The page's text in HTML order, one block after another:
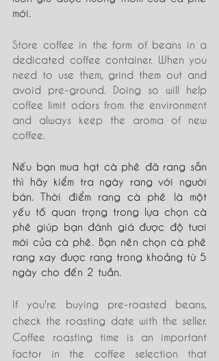
mới.
Store coffee in the form of beans in a
dedicated coffee container. When you
need to use them, grind them out and
avoid pre-ground. Doing so will help
coffee limit odors from the environment
and always keep the aroma of new
coffee.
Nếu bạn mua hạt cà phê đã rang sẵn
thì hãy kiểm tra ngày rang với người
bán. Thời điểm rang cà phê là một
yếu tố quan trọng trong lựa chọn cà
phê giúp bạn đánh giá được độ tươi
mới của cà phê. Bạn nên chọn cà phê
rang xay được rang trong khoảng từ 5
ngày cho đến 2 tuần.
If you're buying pre-roasted beans,
check the roasting date with the seller.
Coffee roasting time is an important
factor in the
coffee selection that